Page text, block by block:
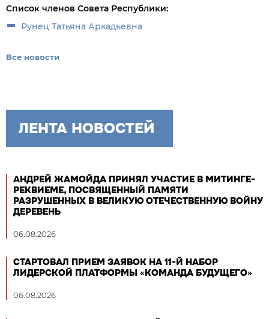
Список членов Совета Республики:
Рунец Татьяна Аркадьевна
Все новости
ЛЕНТА НОВОСТЕЙ
АНДРЕЙ ЖАМОЙДА ПРИНЯЛ УЧАСТИЕ В МИТИНГЕ-
РЕКВИЕМЕ, ПОСВЯЩЕННЫЙ ПАМЯТИ
РАЗРУШЕННЫХ В ВЕЛИКУЮ ОТЕЧЕСТВЕННУЮ ВОЙНУ
ДЕРЕВЕНЬ
06.08.2026
СТАРТОВАЛ ПРИЕМ ЗАЯВОК НА 11-Й НАБОР
ЛИДЕРСКОЙ ПЛАТФОРМЫ «КОМАНДА БУДУЩЕГО»
06.08.2026